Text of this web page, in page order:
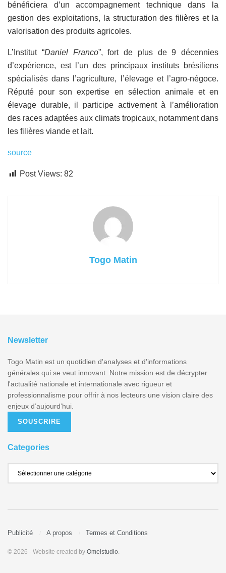
bénéficiera d’un accompagnement technique dans la
gestion des exploitations, la structuration des filières et la
valorisation des produits agricoles.
L’Institut “Daniel Franco”, fort de plus de 9 décennies
d’expérience, est l’un des principaux instituts brésiliens
spécialisés dans l’agriculture, l’élevage et l’agro‑négoce.
Réputé pour son expertise en sélection animale et en
élevage durable, il participe activement à l’amélioration
des races adaptées aux climats tropicaux, notamment dans
les filières viande et lait.
source
Post Views: 82
Togo Matin
Newsletter
Togo Matin est un quotidien d'analyses et d'informations
générales qui se veut innovant. Notre mission est de décrypter
l'actualité nationale et internationale avec rigueur et
professionnalisme pour offrir à nos lecteurs une vision claire des
enjeux d’aujourd’hui.
SOUSCRIRE
Categories
Publicité A propos Termes et Conditions
© 2026 - Website created by Omelstudio